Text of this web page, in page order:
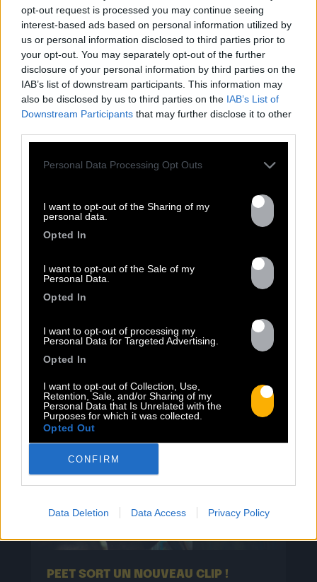
opt-out request is processed you may continue seeing
interest-based ads based on personal information utilized by
us or personal information disclosed to third parties prior to
your opt-out. You may separately opt-out of the further
disclosure of your personal information by third parties on the
IAB’s list of downstream participants. This information may
also be disclosed by us to third parties on the IAB’s List of
Downstream Participants that may further disclose it to other
Personal Data Processing Opt Outs
I want to opt-out of the Sharing of my
personal data.
Opted In
I want to opt-out of the Sale of my
Personal Data.
Opted In
I want to opt-out of processing my
Personal Data for Targeted Advertising.
Opted In
I want to opt-out of Collection, Use,
Retention, Sale, and/or Sharing of my
Personal Data that Is Unrelated with the
Purposes for which it was collected.
Opted Out
CONFIRM
Data Deletion Data Access Privacy Policy
TOUTES LES
ACTUS
PEET SORT UN NOUVEAU CLIP !